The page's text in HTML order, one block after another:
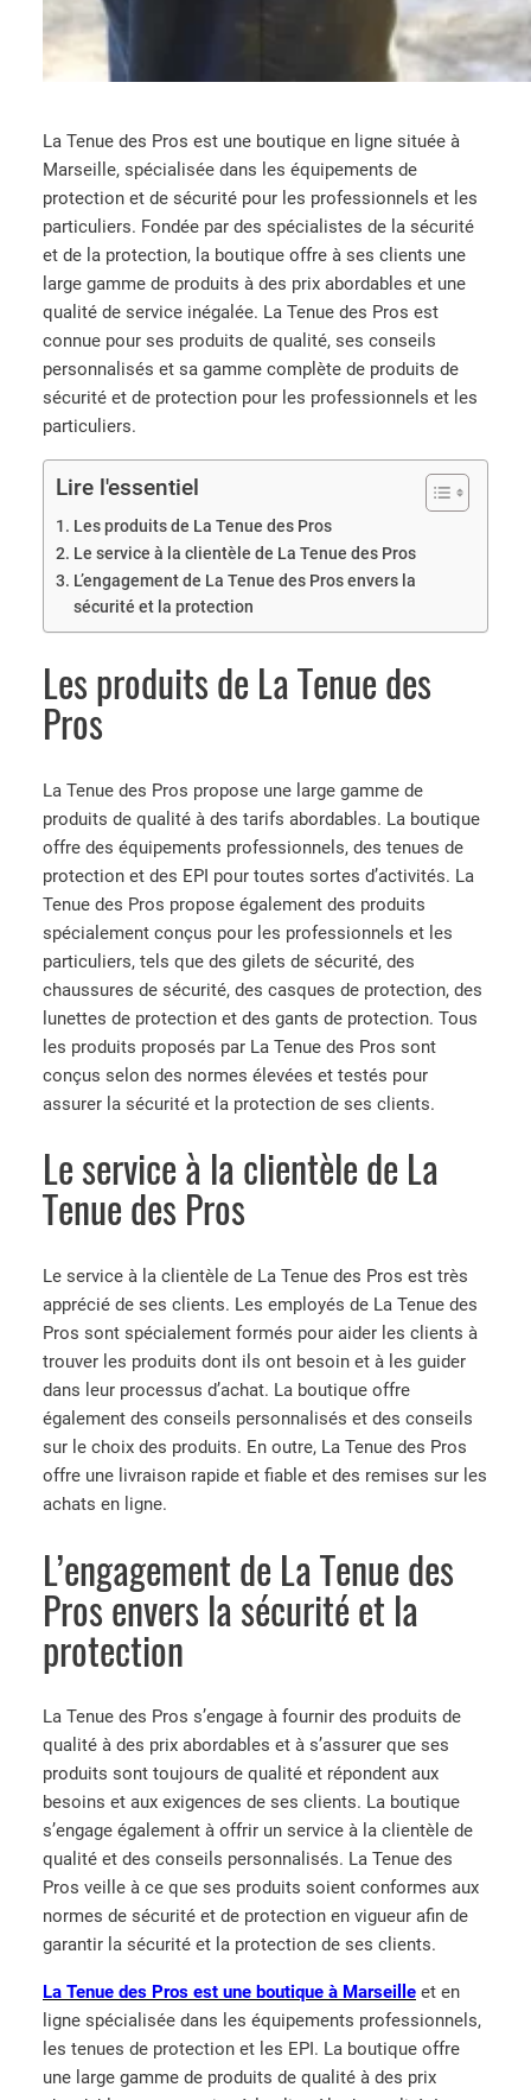
La Tenue des Pros est une boutique en ligne située à
Marseille, spécialisée dans les équipements de
protection et de sécurité pour les professionnels et les
particuliers. Fondée par des spécialistes de la sécurité
et de la protection, la boutique offre à ses clients une
large gamme de produits à des prix abordables et une
qualité de service inégalée. La Tenue des Pros est
connue pour ses produits de qualité, ses conseils
personnalisés et sa gamme complète de produits de
sécurité et de protection pour les professionnels et les
particuliers.
Lire l'essentiel
Les produits de La Tenue des Pros
Le service à la clientèle de La Tenue des Pros
L’engagement de La Tenue des Pros envers la
sécurité et la protection
Les produits de La Tenue des
Pros
La Tenue des Pros propose une large gamme de
produits de qualité à des tarifs abordables. La boutique
offre des équipements professionnels, des tenues de
protection et des EPI pour toutes sortes d’activités. La
Tenue des Pros propose également des produits
spécialement conçus pour les professionnels et les
particuliers, tels que des gilets de sécurité, des
chaussures de sécurité, des casques de protection, des
lunettes de protection et des gants de protection. Tous
les produits proposés par La Tenue des Pros sont
conçus selon des normes élevées et testés pour
assurer la sécurité et la protection de ses clients.
Le service à la clientèle de La
Tenue des Pros
Le service à la clientèle de La Tenue des Pros est très
apprécié de ses clients. Les employés de La Tenue des
Pros sont spécialement formés pour aider les clients à
trouver les produits dont ils ont besoin et à les guider
dans leur processus d’achat. La boutique offre
également des conseils personnalisés et des conseils
sur le choix des produits. En outre, La Tenue des Pros
offre une livraison rapide et fiable et des remises sur les
achats en ligne.
L’engagement de La Tenue des
Pros envers la sécurité et la
protection
La Tenue des Pros s’engage à fournir des produits de
qualité à des prix abordables et à s’assurer que ses
produits sont toujours de qualité et répondent aux
besoins et aux exigences de ses clients. La boutique
s’engage également à offrir un service à la clientèle de
qualité et des conseils personnalisés. La Tenue des
Pros veille à ce que ses produits soient conformes aux
normes de sécurité et de protection en vigueur afin de
garantir la sécurité et la protection de ses clients.
La Tenue des Pros est une boutique à Marseille et en
ligne spécialisée dans les équipements professionnels,
les tenues de protection et les EPI. La boutique offre
une large gamme de produits de qualité à des prix